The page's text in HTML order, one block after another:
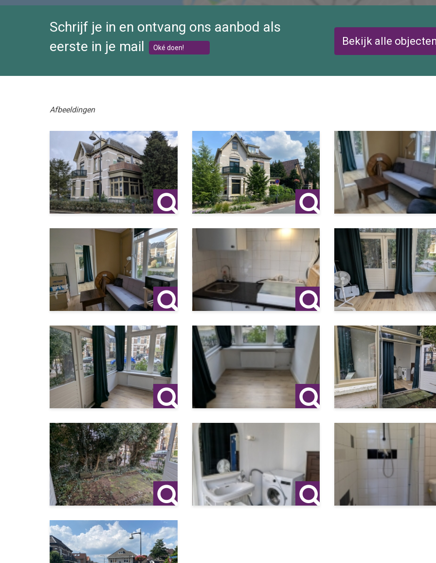
Schrijf je in en ontvang ons aanbod als
eerste in je mail
Oké doen!
Bekijk alle
Afbeeldingen